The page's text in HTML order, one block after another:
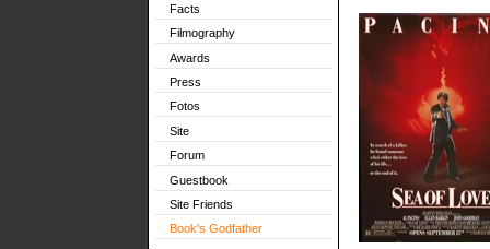
Facts
Filmography
Awards
Press
Fotos
Site
Forum
Guestbook
Site Friends
Book's Godfather